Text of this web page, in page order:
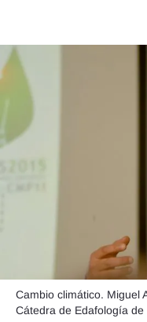
Mercados
Cambio climático. Miguel
Cátedra de Edafología